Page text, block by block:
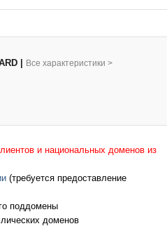
Все характеристики >
и национальных доменов из
(требуется предоставление
поддомены
доменов